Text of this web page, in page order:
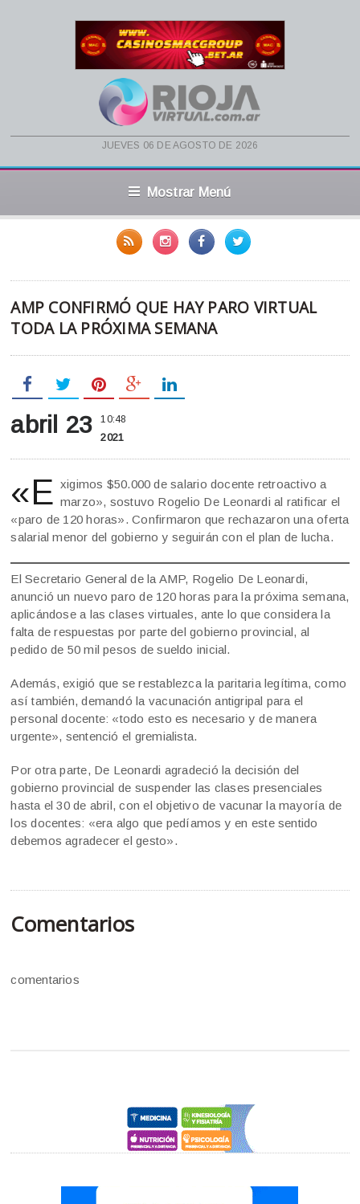
jueves 06 de agosto de 2026
Mostrar Menú
AMP CONFIRMÓ QUE HAY PARO VIRTUAL
TODA LA PRÓXIMA SEMANA
abril 23 10:48
2021
«E xigimos $50.000 de salario docente retroactivo a
marzo», sostuvo Rogelio De Leonardi al ratificar el
«paro de 120 horas». Confirmaron que rechazaron una oferta
salarial menor del gobierno y seguirán con el plan de lucha.
El Secretario General de la AMP, Rogelio De Leonardi,
anunció un nuevo paro de 120 horas para la próxima semana,
aplicándose a las clases virtuales, ante lo que considera la
falta de respuestas por parte del gobierno provincial, al
pedido de 50 mil pesos de sueldo inicial.
Además, exigió que se restablezca la paritaria legítima, como
así también, demandó la vacunación antigripal para el
personal docente: «todo esto es necesario y de manera
urgente», sentenció el gremialista.
Por otra parte, De Leonardi agradeció la decisión del
gobierno provincial de suspender las clases presenciales
hasta el 30 de abril, con el objetivo de vacunar la mayoría de
los docentes: «era algo que pedíamos y en este sentido
debemos agradecer el gesto».
Comentarios
comentarios